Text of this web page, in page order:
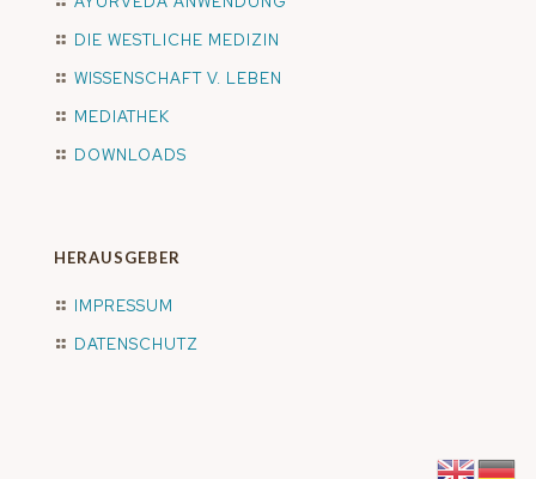
DIE WESTLICHE MEDIZIN
WISSENSCHAFT V. LEBEN
MEDIATHEK
DOWNLOADS
HERAUSGEBER
IMPRESSUM
DATENSCHUTZ